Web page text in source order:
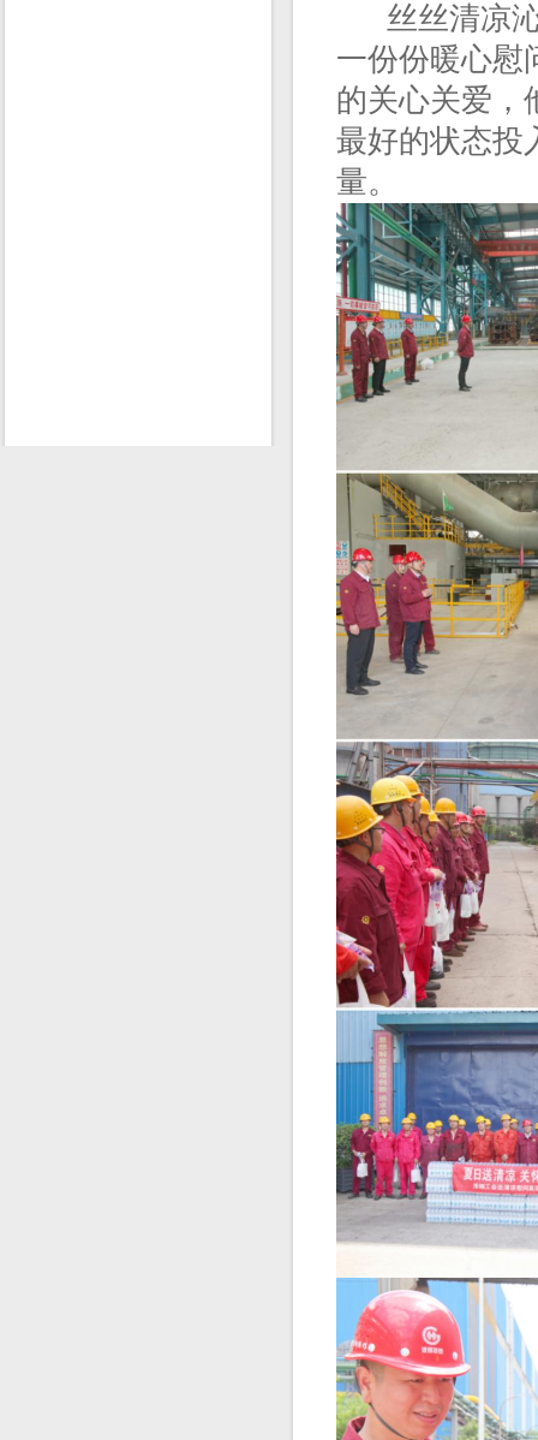
丝丝清凉沁
一份份暖心慰
的关心关爱，
最好的状态投
量。